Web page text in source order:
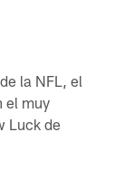
la NFL, el
el muy
Luck de